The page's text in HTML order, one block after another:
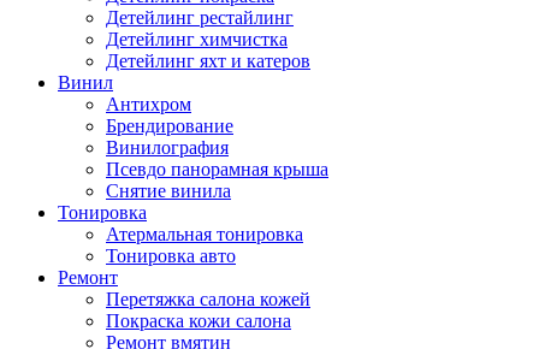
Детейлинг рестайлинг
Детейлинг химчистка
Детейлинг яхт и катеров
Винил
Антихром
Брендирование
Винилография
Псевдо панорамная крыша
Снятие винила
Тонировка
Атермальная тонировка
Тонировка авто
Ремонт
Перетяжка салона кожей
Покраска кожи салона
Ремонт вмятин